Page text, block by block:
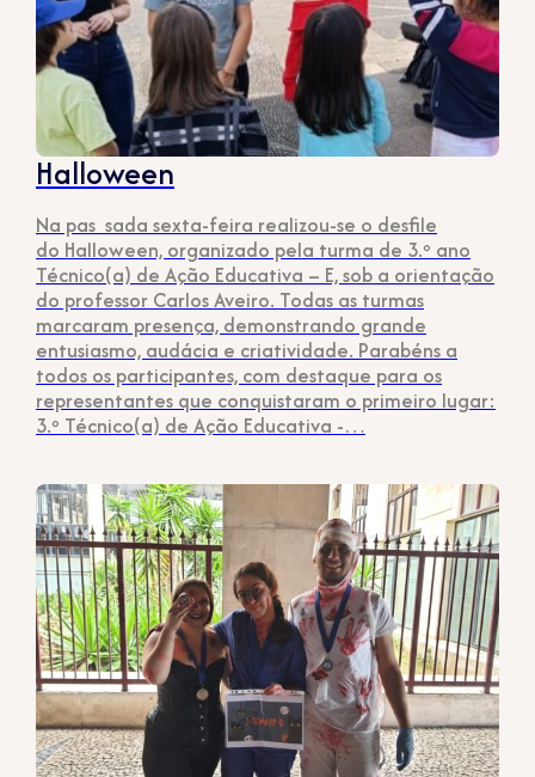
Halloween
Na pas sada sexta-feira realizou-se o desfile
do Halloween, organizado pela turma de 3.º ano
Técnico(a) de Ação Educativa – E, sob a orientação
do professor Carlos Aveiro. Todas as turmas
marcaram presença, demonstrando grande
entusiasmo, audácia e criatividade. Parabéns a
todos os participantes, com destaque para os
representantes que conquistaram o primeiro lugar:
3.º Técnico(a) de Ação Educativa -…